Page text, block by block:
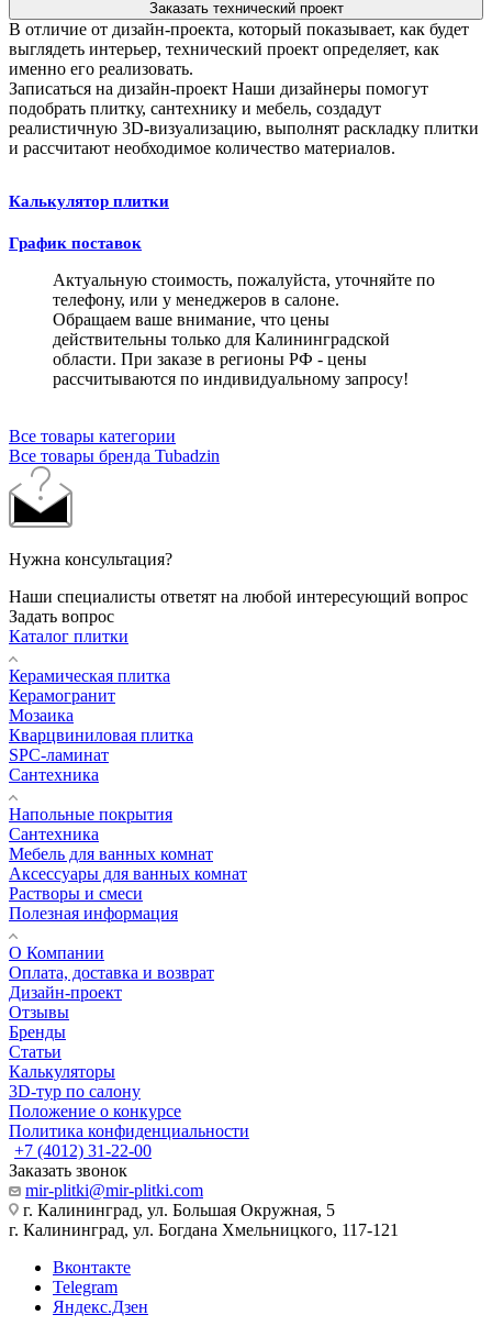
Заказать технический проект
В отличие от дизайн-проекта, который показывает, как будет
выглядеть интерьер, технический проект определяет, как
именно его реализовать.
Записаться на дизайн-проект Наши дизайнеры помогут
подобрать плитку, сантехнику и мебель, создадут
реалистичную 3D-визуализацию, выполнят раскладку плитки
и рассчитают необходимое количество материалов.
Калькулятор плитки
График поставок
Актуальную стоимость, пожалуйста, уточняйте по
телефону, или у менеджеров в салоне.
Обращаем ваше внимание, что цены
действительны только для Калининградской
области. При заказе в регионы РФ - цены
рассчитываются по индивидуальному запросу!
Все товары категории
Все товары бренда Tubadzin
Нужна консультация?
Наши специалисты ответят на любой интересующий вопрос
Задать вопрос
Каталог плитки
Керамическая плитка
Керамогранит
Мозаика
Кварцвиниловая плитка
SPC-ламинат
Сантехника
Напольные покрытия
Сантехника
Мебель для ванных комнат
Аксессуары для ванных комнат
Растворы и смеси
Полезная информация
О Компании
Оплата, доставка и возврат
Дизайн-проект
Отзывы
Бренды
Статьи
Калькуляторы
3D-тур по салону
Положение о конкурсе
Политика конфиденциальности
+7 (4012) 31-22-00
Заказать звонок
mir-plitki@mir-plitki.com
г. Калининград, ул. Большая Окружная, 5
г. Калининград, ул. Богдана Хмельницкого, 117-121
Вконтакте
Telegram
Яндекс.Дзен